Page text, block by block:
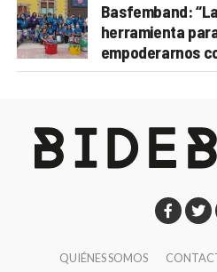
Basfemband:
herramienta
empoderarnos
QUIÉNES SOMOS